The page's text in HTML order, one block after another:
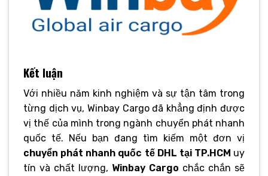
Kết luận
Với nhiều năm kinh nghiệm và sự tận tâm trong
từng dịch vụ, Winbay Cargo đã khẳng định được
vị thế của mình trong ngành chuyển phát nhanh
quốc tế. Nếu bạn đang tìm kiếm một đơn vị
chuyển phát nhanh quốc tế DHL tại TP.HCM uy
tín và chất lượng, Winbay Cargo chắc chắn sẽ